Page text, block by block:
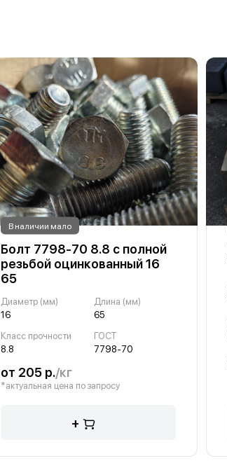
В наличии мало
Болт 7798-70 8.8 с полной
резьбой оцинкованный 16
65
Диаметр (мм)
16
Длина (мм)
65
Класс прочности
8.8
ГОСТ
7798-70
от 205 р./кг
*актуальная цена по запросу
+